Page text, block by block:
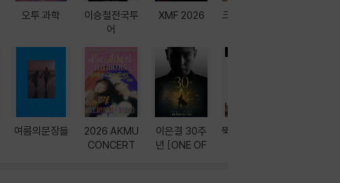
오투 과학
여름의문장들
이승철전국투
어
2026 AKMU
CONCERT
XMF 2026
이은결 30주
년 [ONE OF
크레마 이북 리
뚝딱! AI 3대장